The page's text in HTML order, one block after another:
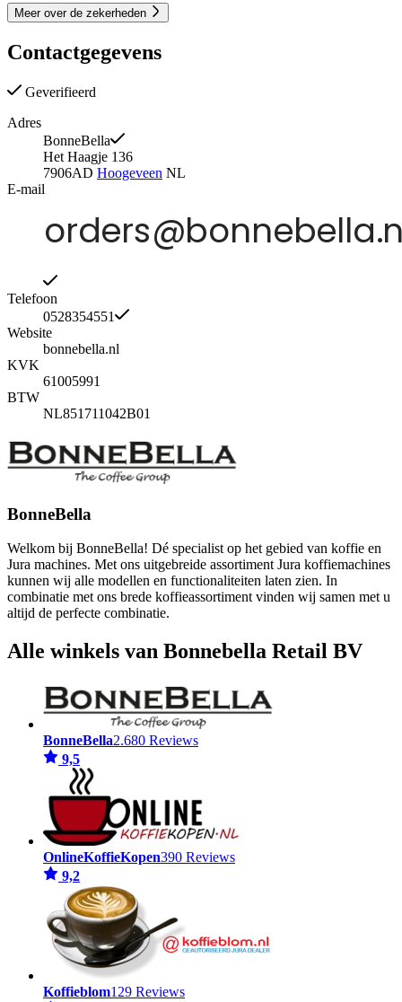
Meer over de zekerheden
Contactgegevens
Geverifieerd
Adres
BonneBella
Het Haagje 136
7906AD Hoogeveen NL
E-mail
Telefoon
0528354551
Website
bonnebella.nl
KVK
61005991
BTW
NL851711042B01
BonneBella
Welkom bij BonneBella! Dé specialist op het gebied van koffie en
Jura machines. Met ons uitgebreide assortiment Jura koffiemachines
kunnen wij alle modellen en functionaliteiten laten zien. In
combinatie met ons brede koffieassortiment vinden wij samen met u
altijd de perfecte combinatie.
Alle winkels van Bonnebella Retail BV
BonneBella2.680 Reviews
9,5
OnlineKoffieKopen390 Reviews
9,2
Koffieblom129 Reviews